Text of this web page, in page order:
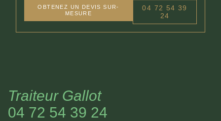
OBTENEZ UN DEVIS SUR-
MESURE
04 72 54 39
24
Traiteur Gallot
04 72 54 39 24